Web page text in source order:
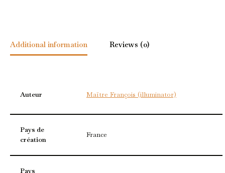
Additional information Reviews (0)
Auteur Maïtre François (illuminator)
Pays de
création
France
Pays